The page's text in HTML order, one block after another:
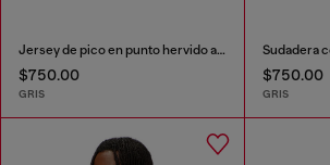
Jersey de pico en punto hervido arrugado
$750.00
GRIS
$750.00
GRIS